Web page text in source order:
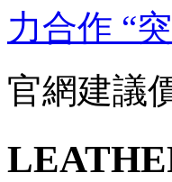
力合作 “
官網建議